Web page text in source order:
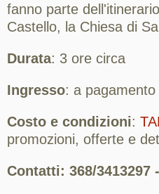
fanno parte
Castello, la Chiesa di
Durata: 3 ore circa
Ingresso: a
Costo e condizioni:
promozioni, offerte e
Contatti: 368/3413297 -